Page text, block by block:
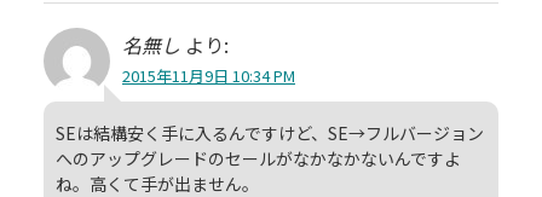
名無し より:
2015年11月9日 10:34 PM
SEは結構安く手に入るんですけど、SE→フルバージョン
へのアップグレードのセールがなかなかないんですよ
ね。高くて手が出ません。